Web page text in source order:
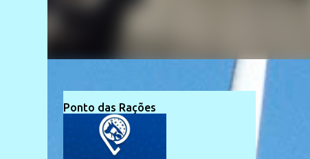
Ponto das Rações